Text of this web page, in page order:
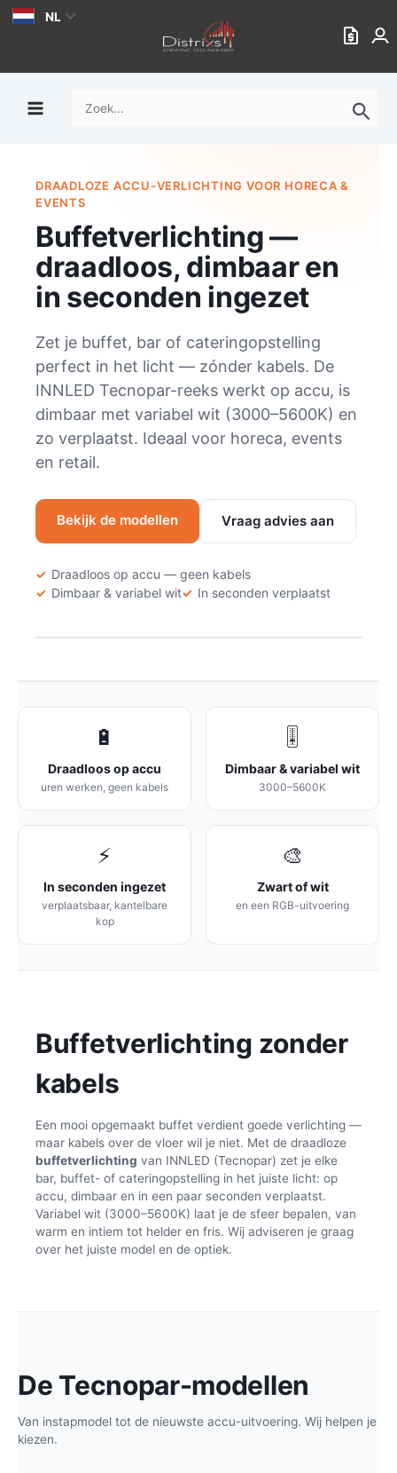
Ga
inhoud
NL
Zoek
DRAADLOZE ACCU-VERLICHTING VOOR HORECA &
EVENTS
Buffetverlichting —
draadloos, dimbaar en
in seconden ingezet
Zet je buffet, bar of cateringopstelling
perfect in het licht — zónder kabels. De
INNLED Tecnopar-reeks werkt op accu, is
dimbaar met variabel wit (3000–5600K) en
zo verplaatst. Ideaal voor horeca, events
en retail.
Bekijk de modellen Vraag advies aan
✓ Draadloos op accu — geen kabels
✓ Dimbaar & variabel wit✓ In seconden verplaatst
🔋
Draadloos op accu
uren werken, geen kabels
🎚️
Dimbaar & variabel wit
3000–5600K
⚡
In seconden ingezet
verplaatsbaar, kantelbare
kop
🎨
Zwart of wit
en een RGB-uitvoering
Buffetverlichting zonder
kabels
Een mooi opgemaakt buffet verdient goede verlichting —
maar kabels over de vloer wil je niet. Met de draadloze
buffetverlichting van INNLED (Tecnopar) zet je elke
bar, buffet- of cateringopstelling in het juiste licht: op
accu, dimbaar en in een paar seconden verplaatst.
Variabel wit (3000–5600K) laat je de sfeer bepalen, van
warm en intiem tot helder en fris. Wij adviseren je graag
over het juiste model en de optiek.
De Tecnopar-modellen
Van instapmodel tot de nieuwste accu-uitvoering. Wij helpen je
kiezen.